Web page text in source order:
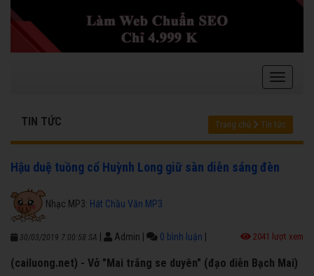
TIN TỨC Trang chủ Tin tức
Hậu duệ tuồng cổ Huỳnh Long giữ sàn diễn sáng đèn
Nhạc MP3: Hát Chầu Văn MP3
30/03/2019 7:00:58 SA Admin 0 bình luận 2041 lượt xem
(cailuong.net) - Vở "Mai trắng se duyên" (đạo diễn Bạch Mai)